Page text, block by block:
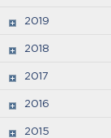
2019
2018
2017
2016
2015